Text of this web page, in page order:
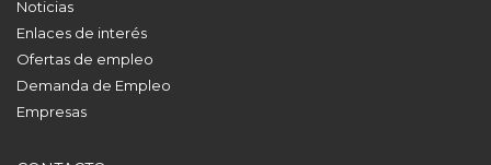
Noticias
Enlaces de interés
Ofertas de empleo
Demanda de Empleo
Empresas